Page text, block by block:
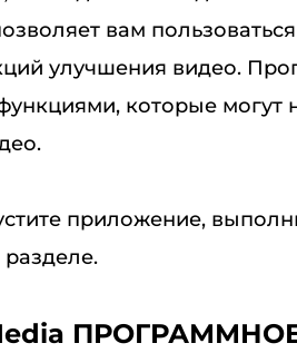
вам
улучшения видео.
которые могут
приложение,